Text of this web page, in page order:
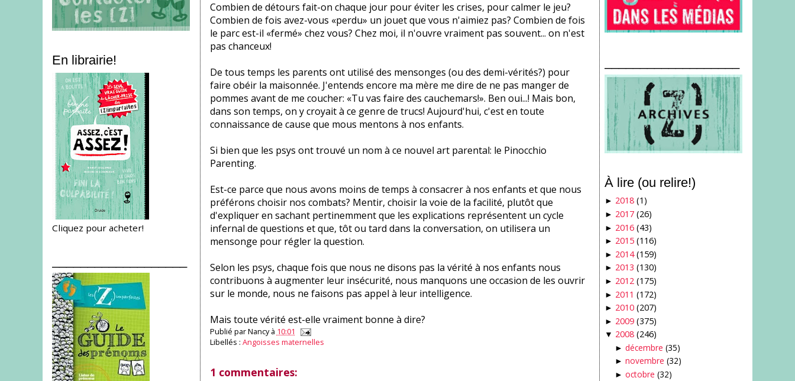
En librairie!
Cliquez pour acheter!
Combien de détours fait-on chaque jour pour éviter les crises, pour calmer le jeu?
Combien de fois avez-vous «perdu» un jouet que vous n'aimiez pas? Combien de fois
le parc est-il «fermé» chez vous? Chez moi, il n'ouvre vraiment pas souvent... on n'est
pas chanceux!
De tous temps les parents ont utilisé des mensonges (ou des demi-vérités?) pour
faire obéir la maisonnée. J'entends encore ma mère me dire de ne pas manger de
pommes avant de me coucher: «Tu vas faire des cauchemars!». Ben oui...! Mais bon,
dans son temps, on y croyait à ce genre de trucs! Aujourd'hui, c'est en toute
connaissance de cause que mous mentons à nos enfants.
Si bien que les psys ont trouvé un nom à ce nouvel art parental: le Pinocchio
Parenting.
Est-ce parce que nous avons moins de temps à consacrer à nos enfants et que nous
préférons choisir nos combats? Mentir, choisir la voie de la facilité, plutôt que
d'expliquer en sachant pertinemment que les explications représentent un cycle
infernal de questions et que, tôt ou tard dans la conversation, on utilisera un
mensonge pour régler la question.
Selon les psys, chaque fois que nous ne disons pas la vérité à nos enfants nous
contribuons à augmenter leur insécurité, nous manquons une occasion de les ouvrir
sur le monde, nous ne faisons pas appel à leur intelligence.
Mais toute vérité est-elle vraiment bonne à dire?
Publié parNancy à 10:01
Libellés : Angoisses maternelles
1 commentaires:
À lire (ou relire!)
► 2018 (1)
► 2017 (26)
► 2016 (43)
► 2015 (116)
► 2014 (159)
► 2013 (130)
► 2012 (175)
► 2011 (172)
► 2010 (207)
► 2009 (375)
▼ 2008 (246)
► décembre (35)
► novembre (32)
► octobre (32)